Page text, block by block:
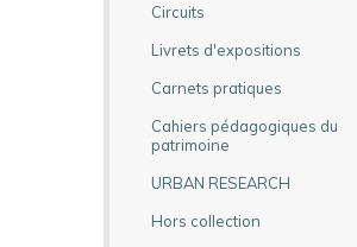
Circuits
Livrets d'expositions
Carnets pratiques
Cahiers pédagogiques du
patrimoine
URBAN RESEARCH
Hors collection